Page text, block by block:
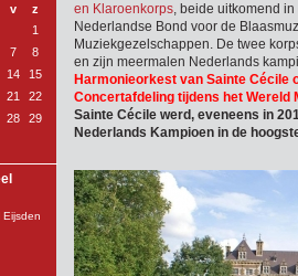
v
z
1
7
8
14
15
21
22
28
29
en Klaroenkorps, beide uitkomend
Nederlandse Bond voor de
Muziekgezelschappen. De twee
en zijn meermalen Nederlands
Harmonieorkest van Sainte Cécile
Concertafdeling tijdens het Wereld
Sainte Cécile werd, eveneens in
Nederlands Kampioen in de